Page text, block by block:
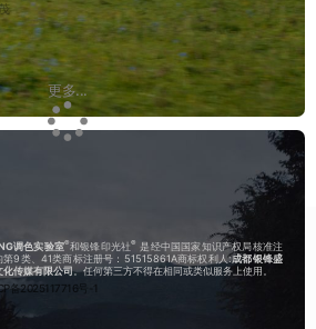
更多...
调色实验室®和银锋印光社® 是经中国国家知识产权局核准注
第9类、41类商标注册号：51515861A商标权利人:成都银锋盛
化传媒有限公司。任何第三方不得在相同或类似服务上使用。
备2025117716号-1